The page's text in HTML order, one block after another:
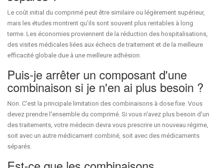
Le coût initial du comprimé peut être similaire ou légèrement supérieur,
mais les études montrent qu'ils sont souvent plus rentables à long
terme. Les économies proviennent de la réduction des hospitalisations,
des visites médicales liées aux échecs de traitement et de la meilleure
efficacité globale due à une meilleure adhésion.
Puis-je arrêter un composant d'une
combinaison si je n'en ai plus besoin ?
Non. C'est la principale limitation des combinaisons à dose fixe. Vous
devez prendre l'ensemble du comprimé. Si vous n'avez plus besoin d'un
des traitements, votre médecin devra vous prescrire un nouveau régime,
soit avec un autre médicament combiné, soit avec des médicaments
séparés.